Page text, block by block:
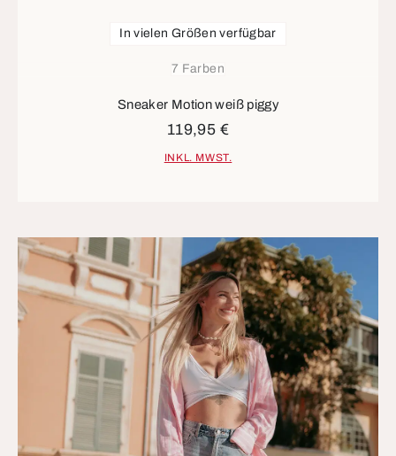
7 Farben
In vielen Größen verfügbar
Sneaker Motion weiß piggy
119,95 €
INKL. MWST.